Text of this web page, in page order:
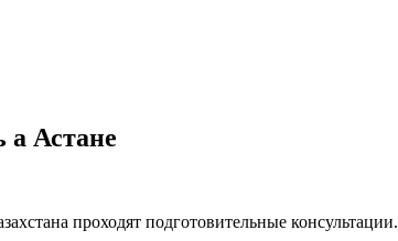
а Астане
проходят подготовительные консультации.